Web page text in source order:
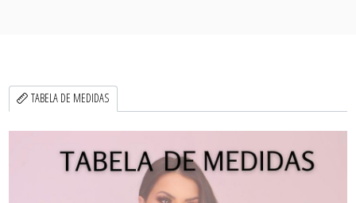
TABELA DE MEDIDAS